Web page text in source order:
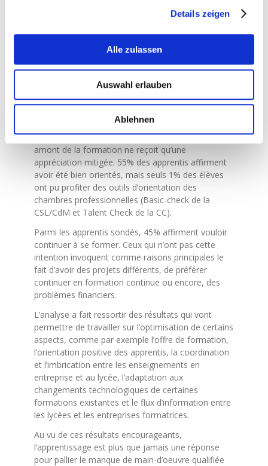
Details zeigen
Alle zulassen
Auswahl erlauben
Ablehnen
Une large majorité des apprentis (plus de 80%)
apprécient la formation en entreprise, tant au
niveau de leur préparation que de leur intégration,
Ce point est particulièrement encourageant, si l’on
considère que l’orientation professionnelle en
amont de la formation ne reçoit qu’une
appréciation mitigée. 55% des apprentis affirment
avoir été bien orientés, mais seuls 1% des élèves
ont pu profiter des outils d’orientation des
chambres professionnelles (Basic-check de la
CSL/CdM et Talent Check de la CC).
Parmi les apprentis sondés, 45% affirment vouloir
continuer à se former. Ceux qui n’ont pas cette
intention invoquent comme raisons principales le
fait d’avoir des projets différents, de préférer
continuer en formation continue ou encore, des
problèmes financiers.
L’analyse a fait ressortir des résultats qui vont
permettre de travailler sur l’optimisation de certains
aspects, comme par exemple l’offre de formation,
l’orientation positive des apprentis, la coordination
et l’imbrication entre les enseignements en
entreprise et au lycée, l’adaptation aux
changements technologiques de certaines
formations existantes et le flux d’information entre
les lycées et les entreprises formatrices.
Au vu de ces résultats encourageants,
l’apprentissage est plus que jamais une réponse
pour pallier le manque de main-d’oeuvre qualifiée